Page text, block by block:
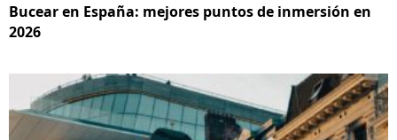
Bucear en España: mejores puntos de inmersión en
2026